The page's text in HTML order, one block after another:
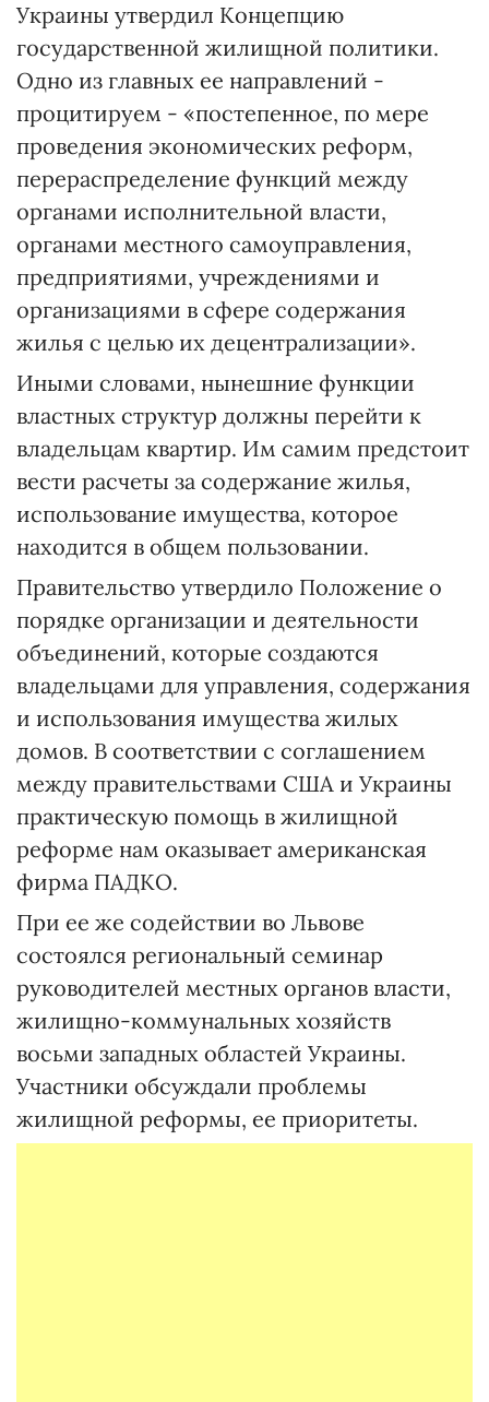
Украины утвердил Концепцию
государственной жилищной политики.
Одно из главных ее направлений -
процитируем - «постепенное, по мере
проведения экономических реформ,
перераспределение функций между
органами исполнительной власти,
органами местного самоуправления,
предприятиями, учреждениями и
организациями в сфере содержания
жилья с целью их децентрализации».
Иными словами, нынешние функции
властных структур должны перейти к
владельцам квартир. Им самим предстоит
вести расчеты за содержание жилья,
использование имущества, которое
находится в общем пользовании.
Правительство утвердило Положение о
порядке организации и деятельности
объединений, которые создаются
владельцами для управления, содержания
и использования имущества жилых
домов. В соответствии с соглашением
между правительствами США и Украины
практическую помощь в жилищной
реформе нам оказывает американская
фирма ПАДКО.
При ее же содействии во Львове
состоялся региональный семинар
руководителей местных органов власти,
жилищно-коммунальных хозяйств
восьми западных областей Украины.
Участники обсуждали проблемы
жилищной реформы, ее приоритеты.